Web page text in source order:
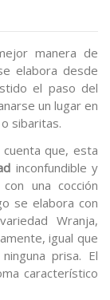
manera de
elabora desde
el paso del
un lugar en
sibaritas.
que, esta
inconfundible y
una cocción
se elabora con
Wranja,
igual que
prisa. El
característico